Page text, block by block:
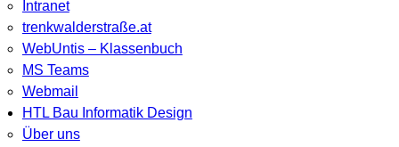
Intranet
trenkwalderstraße.at
WebUntis – Klassenbuch
MS Teams
Webmail
HTL Bau Informatik Design
Über uns